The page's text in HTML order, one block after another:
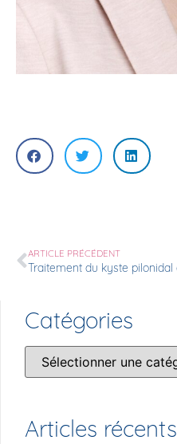
ARTICLE PRÉCÉDENT
Catégories
Articles récents